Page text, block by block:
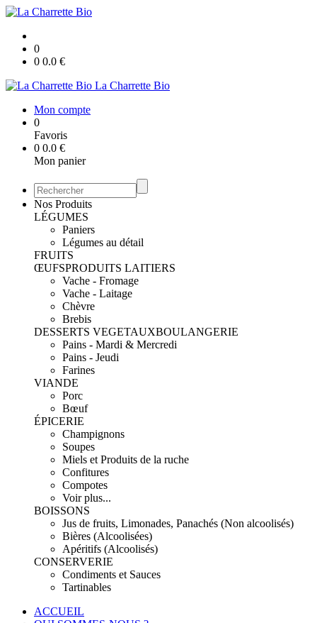
0
0 0.0 €
La Charrette Bio
Mon compte
0
Favoris
0 0.0 €
Mon panier
Nos Produits
LÉGUMES
Paniers
Légumes au détail
FRUITS
ŒUFSPRODUITS LAITIERS
Vache - Fromage
Vache - Laitage
Chèvre
Brebis
DESSERTS VEGETAUXBOULANGERIE
Pains - Mardi & Mercredi
Pains - Jeudi
Farines
VIANDE
Porc
Bœuf
ÉPICERIE
Champignons
Soupes
Miels et Produits de la ruche
Confitures
Compotes
Voir plus...
BOISSONS
Jus de fruits, Limonades, Panachés (Non alcoolisés)
Bières (Alcoolisées)
Apéritifs (Alcoolisés)
CONSERVERIE
Condiments et Sauces
Tartinables
ACCUEIL